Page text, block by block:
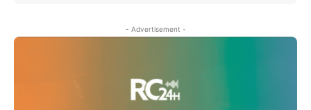
- Advertisement -